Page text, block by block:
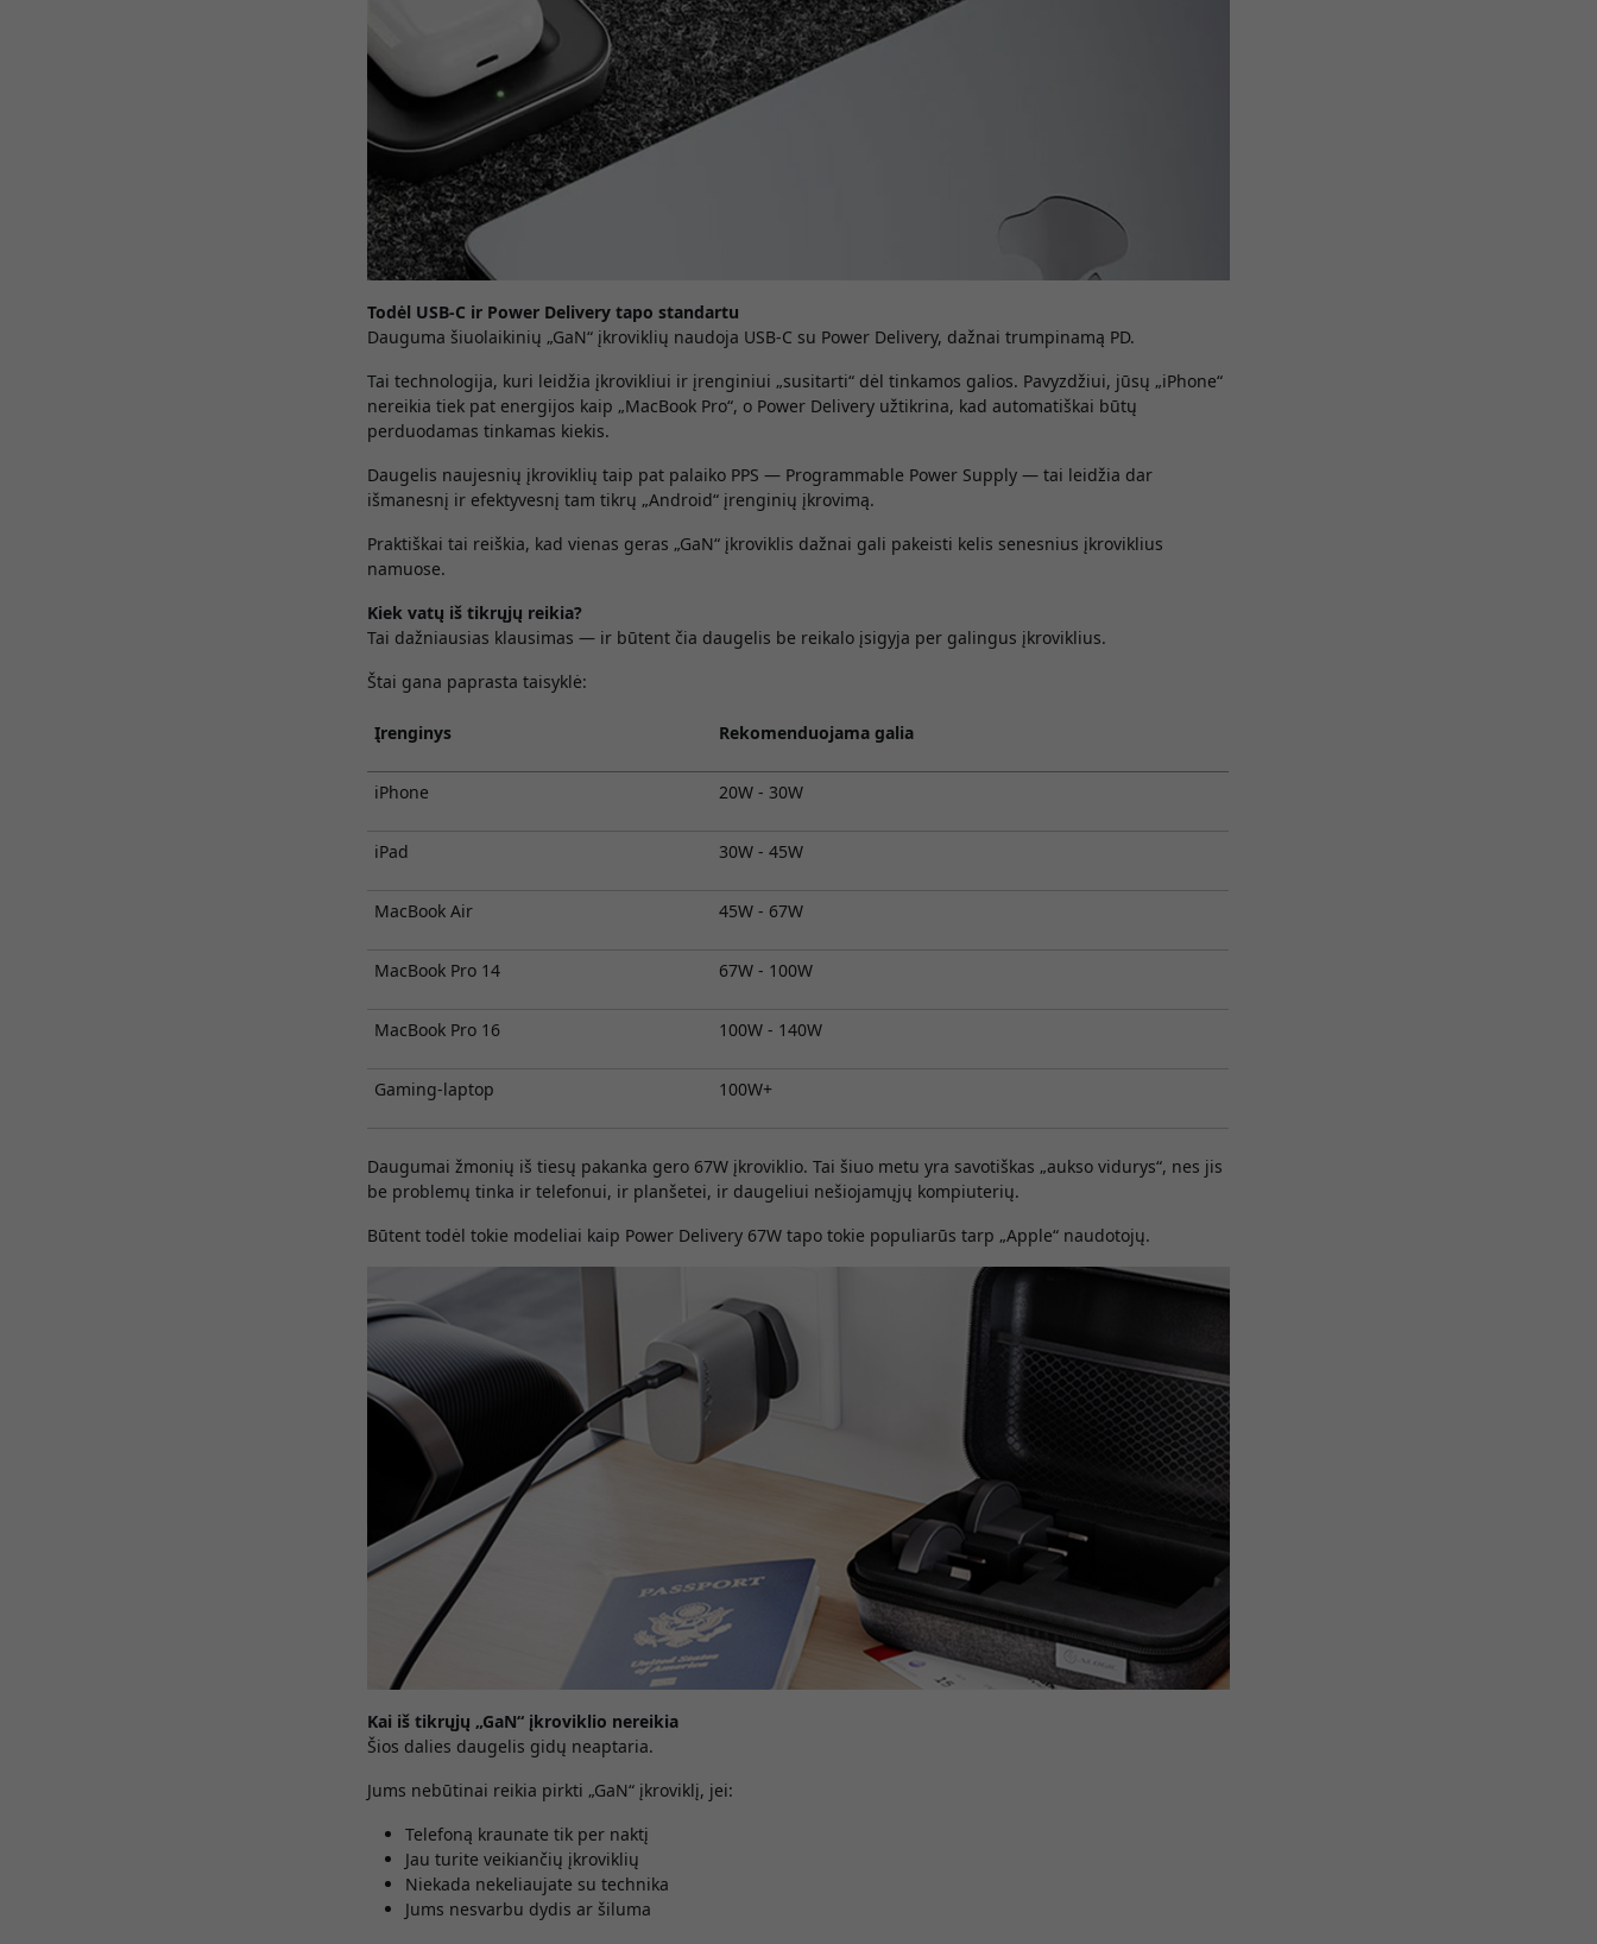
Todėl USB-C ir Power Delivery tapo standartu
Dauguma šiuolaikinių „GaN“ įkroviklių naudoja USB-C su Power Delivery, dažnai trumpinamą PD.
Tai technologija, kuri leidžia įkrovikliui ir įrenginiui „susitarti“ dėl tinkamos galios. Pavyzdžiui, jūsų „iPhone“
nereikia tiek pat energijos kaip „MacBook Pro“, o Power Delivery užtikrina, kad automatiškai būtų
perduodamas tinkamas kiekis.
Daugelis naujesnių įkroviklių taip pat palaiko PPS — Programmable Power Supply — tai leidžia dar
išmanesnį ir efektyvesnį tam tikrų „Android“ įrenginių įkrovimą.
Praktiškai tai reiškia, kad vienas geras „GaN“ įkroviklis dažnai gali pakeisti kelis senesnius įkroviklius
namuose.
Kiek vatų iš tikrųjų reikia?
Tai dažniausias klausimas — ir būtent čia daugelis be reikalo įsigyja per galingus įkroviklius.
Štai gana paprasta taisyklė:
Įrenginys Rekomenduojama galia
iPhone 20W - 30W
iPad 30W - 45W
MacBook Air 45W - 67W
MacBook Pro 14 67W - 100W
MacBook Pro 16 100W - 140W
Gaming-laptop 100W+
Daugumai žmonių iš tiesų pakanka gero 67W įkroviklio. Tai šiuo metu yra savotiškas „aukso vidurys“, nes jis
be problemų tinka ir telefonui, ir planšetei, ir daugeliui nešiojamųjų kompiuterių.
Būtent todėl tokie modeliai kaip Power Delivery 67W tapo tokie populiarūs tarp „Apple“ naudotojų.
Kai iš tikrųjų „GaN“ įkroviklio nereikia
Šios dalies daugelis gidų neaptaria.
Jums nebūtinai reikia pirkti „GaN“ įkroviklį, jei:
Telefoną kraunate tik per naktį
Jau turite veikiančių įkroviklių
Niekada nekeliaujate su technika
Jums nesvarbu dydis ar šiluma